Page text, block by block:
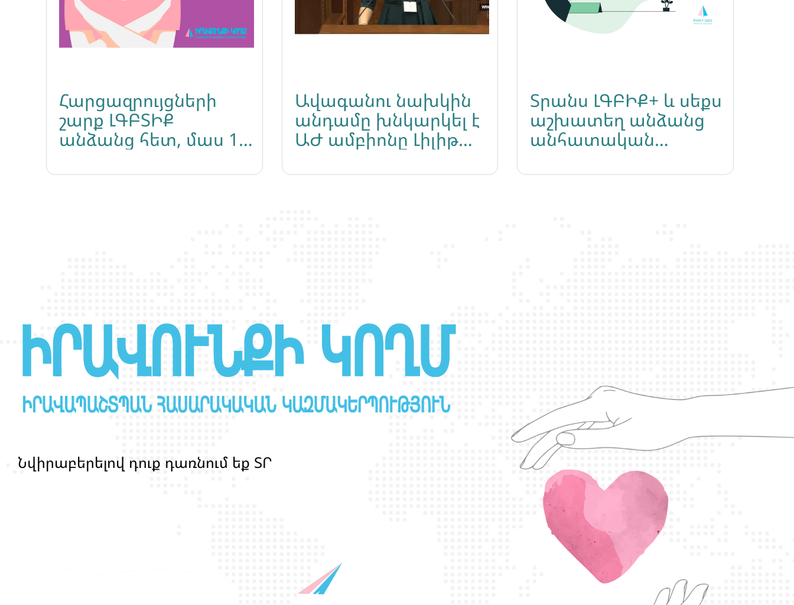
Հարցազրույցների
շարք ԼԳԲՏԻՔ
անձանց հետ, մաս 1-
Ավագանու նախկին
անդամը խնկարկել է
ԱԺ ամբիոնը Լիլիթ
ելույթից հետո
Տրանս ԼԳԲԻՔ+ և սեքս
աշխատեղ անձանց
անհատական
շարք
Նվիրաբերելով դոք դառնոմ եք ՏՐ